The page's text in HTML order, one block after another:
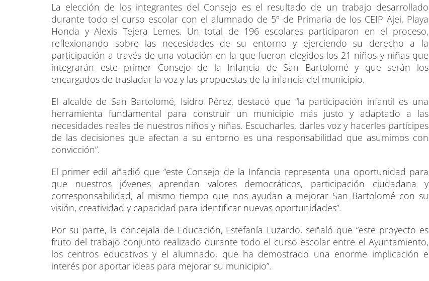
La elección de los integrantes del Consejo es el resultado de un trabajo desarrollado
durante todo el curso escolar con el alumnado de 5º de Primaria de los CEIP Ajei, Playa
Honda y Alexis Tejera Lemes. Un total de 196 escolares participaron en el proceso,
reflexionando sobre las necesidades de su entorno y ejerciendo su derecho a la
participación a través de una votación en la que fueron elegidos los 21 niños y niñas que
integrarán este primer Consejo de la Infancia de San Bartolomé y que serán los
encargados de trasladar la voz y las propuestas de la infancia del municipio.
El alcalde de San Bartolomé, Isidro Pérez, destacó que “la participación infantil es una
herramienta fundamental para construir un municipio más justo y adaptado a las
necesidades reales de nuestros niños y niñas. Escucharles, darles voz y hacerles partícipes
de las decisiones que afectan a su entorno es una responsabilidad que asumimos con
convicción”.
El primer edil añadió que “este Consejo de la Infancia representa una oportunidad para
que nuestros jóvenes aprendan valores democráticos, participación ciudadana y
corresponsabilidad, al mismo tiempo que nos ayudan a mejorar San Bartolomé con su
visión, creatividad y capacidad para identificar nuevas oportunidades”.
Por su parte, la concejala de Educación, Estefanía Luzardo, señaló que “este proyecto es
fruto del trabajo conjunto realizado durante todo el curso escolar entre el Ayuntamiento,
los centros educativos y el alumnado, que ha demostrado una enorme implicación e
interés por aportar ideas para mejorar su municipio”.